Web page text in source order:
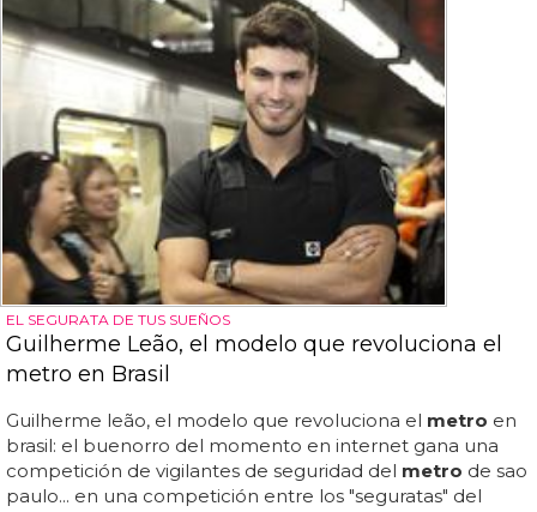
EL SEGURATA DE TUS SUEÑOS
Guilherme Leão, el modelo que revoluciona el
metro en Brasil
Guilherme leão, el modelo que revoluciona el metro en
brasil: el buenorro del momento en internet gana una
competición de vigilantes de seguridad del metro de sao
paulo... en una competición entre los "seguratas" del